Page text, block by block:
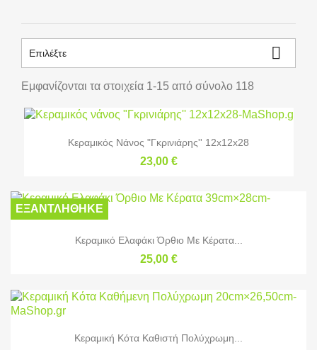
Επιλέξτε 
Εμφανίζονται τα στοιχεία 1-15 από σύνολο 118
Κεραμικός Νάνος "Γκρινιάρης'' 12x12x28
23,00 €
Κεραμικό Ελαφάκι Όρθιο Με Κέρατα...
25,00 €
ΕΞΑΝΤΛΉΘΗΚΕ
Κεραμική Κότα Καθιστή Πολύχρωμη...